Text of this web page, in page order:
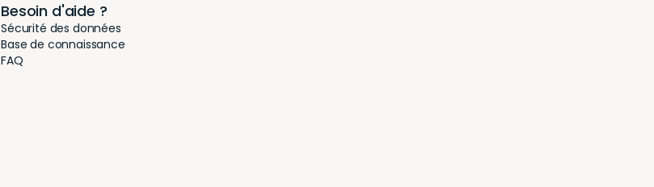
Besoin d'aide ?
Sécurité des données
Base de connaissance
FAQ